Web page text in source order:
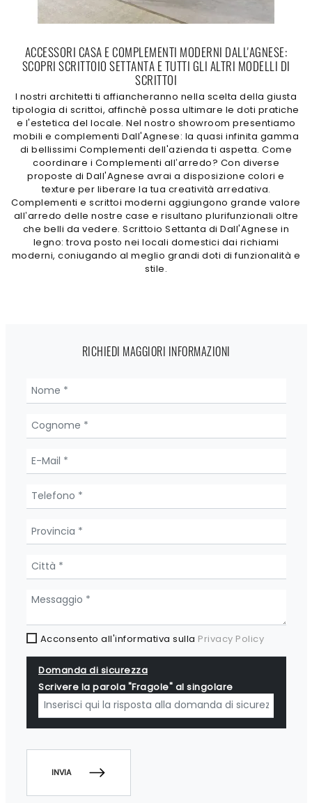
ACCESSORI CASA E COMPLEMENTI MODERNI DALL'AGNESE:
SCOPRI SCRITTOIO SETTANTA E TUTTI GLI ALTRI MODELLI DI
SCRITTOI
I nostri architetti ti affiancheranno nella scelta della giusta
tipologia di scrittoi, affinchè possa ultimare le doti pratiche
e l'estetica del locale. Nel nostro showroom presentiamo
mobili e complementi Dall'Agnese: la quasi infinita gamma
di bellissimi Complementi dell'azienda ti aspetta. Come
coordinare i Complementi all’arredo? Con diverse
proposte di Dall'Agnese avrai a disposizione colori e
texture per liberare la tua creatività arredativa.
Complementi e scrittoi moderni aggiungono grande valore
all’arredo delle nostre case e risultano plurifunzionali oltre
che belli da vedere. Scrittoio Settanta di Dall'Agnese in
legno: trova posto nei locali domestici dai richiami
moderni, coniugando al meglio grandi doti di funzionalità e
stile.
RICHIEDI MAGGIORI INFORMAZIONI
Acconsento all'informativa sulla Privacy Policy
Domanda di sicurezza
Scrivere la parola "Fragole" al singolare
INVIA